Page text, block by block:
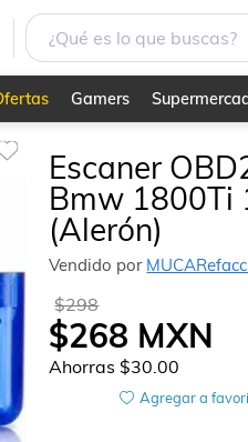
Gamers
Escaner
Bmw 1800Ti
(Alerón)
Vendido por
$298
$268 MXN
Ahorras$30.00
Agregar a